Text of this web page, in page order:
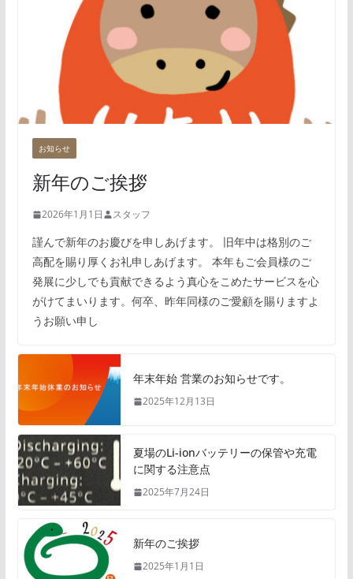
お知らせ
新年のご挨拶
2026年1月1日 スタッフ
謹んで新年のお慶びを申しあげます。 旧年中は格別のご
高配を賜り厚くお礼申しあげます。 本年もご会員様のご
発展に少しでも貢献できるよう真心をこめたサービスを心
がけてまいります。何卒、昨年同様のご愛顧を賜りますよ
うお願い申し
年末年始 営業のお知らせです。
2025年12月13日
夏場のLi-ionバッテリーの保管や充電
に関する注意点
2025年7月24日
新年のご挨拶
2025年1月1日